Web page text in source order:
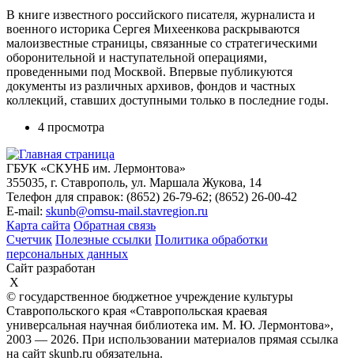
В книге известного российского писателя, журналиста и
военного историка Сергея Михеенкова раскрываются
малоизвестные страницы, связанные со стратегическими
оборонительной и наступательной операциями,
проведенными под Москвой. Впервые публикуются
документы из различных архивов, фондов и частных
коллекций, ставших доступными только в последние годы.
4 просмотра
ГБУК «СКУНБ им. Лермонтова»
355035, г. Ставрополь, ул. Маршала Жукова, 14
Телефон для справок: (8652) 26-79-62; (8652) 26-00-42
E-mail: skunb@omsu-mail.stavregion.ru
Карта сайта Обратная связь
Счетчик Полезные ссылки Политика обработки
персональных данных
Сайт разработан
X
© государственное бюджетное учреждение культуры
Ставропольского края «Ставропольская краевая
универсальная научная библиотека им. М. Ю. Лермонтова»,
2003 — 2026. При использовании материалов прямая ссылка
на сайт skunb.ru обязательна.